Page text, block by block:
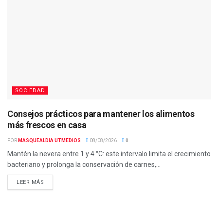
SOCIEDAD
Consejos prácticos para mantener los alimentos
más frescos en casa
POR MASQUEALDIA UTMEDIOS 08/08/2026 0
Mantén la nevera entre 1 y 4 °C: este intervalo limita el crecimiento
bacteriano y prolonga la conservación de carnes,...
LEER MÁS